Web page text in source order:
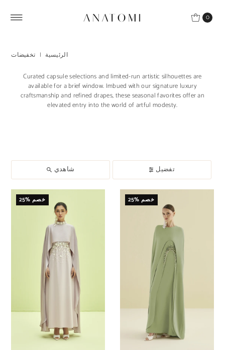
0
الرئيسية | تخفيضات
Curated capsule selections and limited-run artistic silhouettes are
available for a brief window. Imbued with our signature luxury
craftsmanship and refined drapes, these seasonal favorites offer an
elevated entry into the world of artful modesty.
شاهدي تفضيل
25% خصم 25% خصم